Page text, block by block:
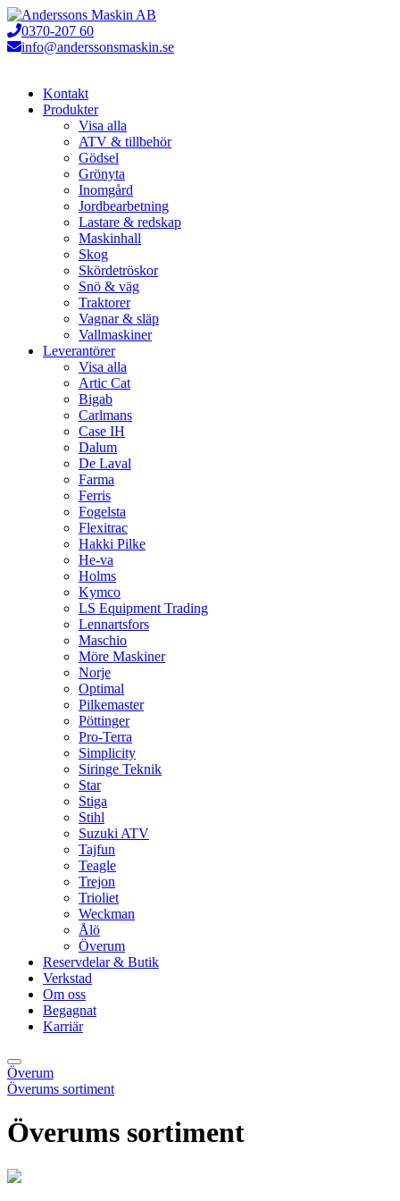
Hoppa
till
innehåll
0370-207 60
info@anderssonsmaskin.se
Kontakt
Produkter
Visa alla
ATV & tillbehör
Gödsel
Grönyta
Inomgård
Jordbearbetning
Lastare & redskap
Maskinhall
Skog
Skördetröskor
Snö & väg
Traktorer
Vagnar & släp
Vallmaskiner
Leverantörer
Visa alla
Artic Cat
Bigab
Carlmans
Case IH
Dalum
De Laval
Farma
Ferris
Fogelsta
Flexitrac
Hakki Pilke
He-va
Holms
Kymco
LS Equipment Trading
Lennartsfors
Maschio
Möre Maskiner
Norje
Optimal
Pilkemaster
Pöttinger
Pro-Terra
Simplicity
Siringe Teknik
Star
Stiga
Stihl
Suzuki ATV
Tajfun
Teagle
Trejon
Trioliet
Weckman
Ålö
Överum
Reservdelar & Butik
Verkstad
Om oss
Begagnat
Karriär
Överum
Överums sortiment
Överums sortiment